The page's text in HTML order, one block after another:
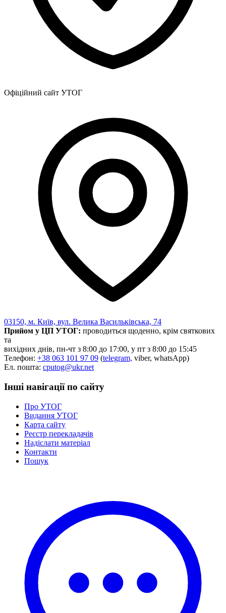
Офіційний сайт УТОГ
03150, м. Київ, вул. Велика Васильківська, 74
Прийом у ЦП УТОГ: проводиться щоденно, крім святкових
та
вихідних днів, пн-чт з 8:00 до 17:00, у пт з 8:00 до 15:45
Телефон: +38 063 101 97 09 (telegram, viber, whatsApp)
Ел. пошта: cputog@ukr.net
Інші навігації по сайту
Про УТОГ
Видання УТОГ
Карта сайту
Реєстр перекладачів
Надіслати матеріал
Контакти
Пошук